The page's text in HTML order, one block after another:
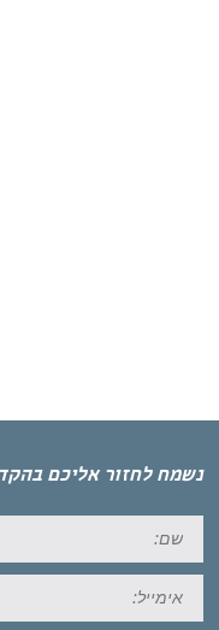
נשמח לחזור אליכם